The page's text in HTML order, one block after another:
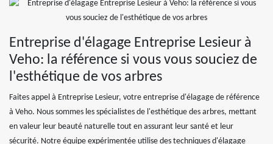
Entreprise d'élagage Entreprise Lesieur à
Veho: la référence si vous vous souciez de
l'esthétique de vos arbres
Faites appel à Entreprise Lesieur, votre entreprise d'élagage de référence
à Veho. Nous sommes les spécialistes de l'esthétique des arbres, mettant
en valeur leur beauté naturelle tout en assurant leur santé et leur
sécurité. Notre équipe expérimentée utilise des techniques d'élagage